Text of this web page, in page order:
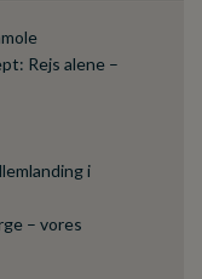
Rejs alene –
i
– vores